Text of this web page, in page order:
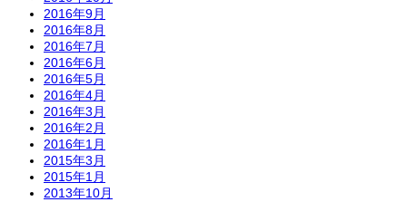
2016年9月
2016年8月
2016年7月
2016年6月
2016年5月
2016年4月
2016年3月
2016年2月
2016年1月
2015年3月
2015年1月
2013年10月